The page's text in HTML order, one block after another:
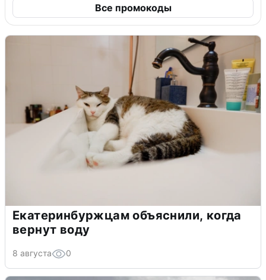
Все промокоды
Екатеринбуржцам объяснили, когда
вернут воду
8 августа 0